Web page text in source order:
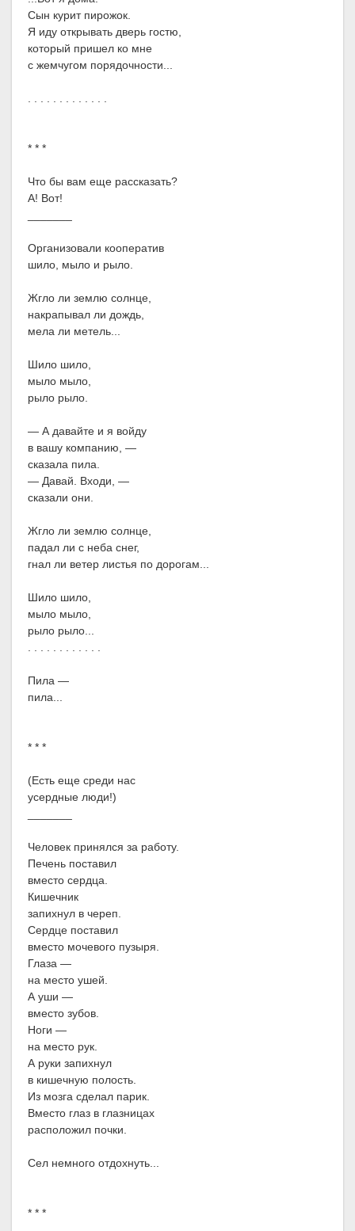
Сын курит пирожок.
Я иду открывать дверь гостю,
который пришел ко мне
с жемчугом порядочности...
. . . . . . . . . . . . .
* * *
Что бы вам еще рассказать?
А! Вот!
Организовали кооператив
шило, мыло и рыло.
Жгло ли землю солнце,
накрапывал ли дождь,
мела ли метель...
Шило шило,
мыло мыло,
рыло рыло.
— А давайте и я войду
в вашу компанию, —
сказала пила.
— Давай. Входи, —
сказали они.
Жгло ли землю солнце,
падал ли с неба снег,
гнал ли ветер листья по дорогам...
Шило шило,
мыло мыло,
рыло рыло...
. . . . . . . . . . . .
Пила —
пила...
* * *
(Есть еще среди нас
усердные люди!)
Человек принялся за работу.
Печень поставил
вместо сердца.
Кишечник
запихнул в череп.
Сердце поставил
вместо мочевого пузыря.
Глаза —
на место ушей.
А уши —
вместо зубов.
Ноги —
на место рук.
А руки запихнул
в кишечную полость.
Из мозга сделал парик.
Вместо глаз в глазницах
расположил почки.
Сел немного отдохнуть...
* * *